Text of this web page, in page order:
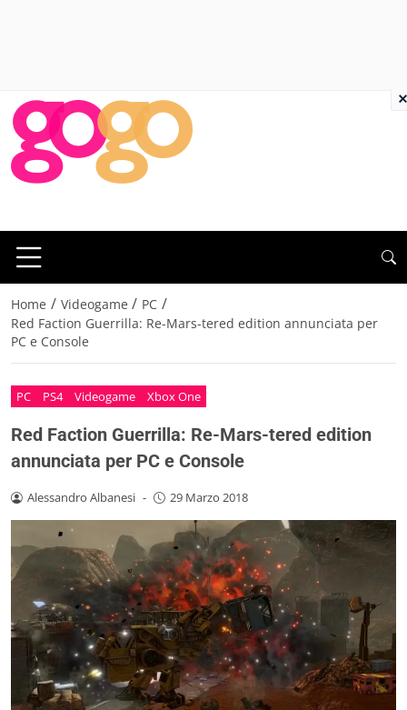
Home / Videogame / PC /
Red Faction Guerrilla: Re-Mars-tered edition annunciata per
PC e Console
PC PS4 Videogame Xbox One
Red Faction Guerrilla: Re-Mars-tered edition
annunciata per PC e Console
Alessandro Albanesi - 29 Marzo 2018
×